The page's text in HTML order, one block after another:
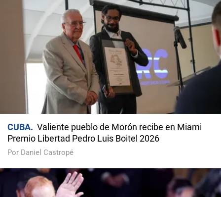
CUBA
Valiente pueblo de Morón recibe en Miami
Premio Libertad Pedro Luis Boitel 2026
Por Daniel Castropé